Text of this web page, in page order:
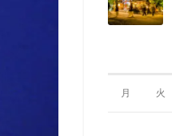
月 火